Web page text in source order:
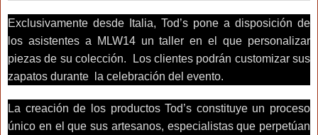
Exclusivamente desde Italia, Tod’s pone a disposición de
los asistentes a MLW14 un taller en el que personalizar
piezas de su colección. Los clientes podrán customizar sus
zapatos durante la celebración del evento.
La creación de los productos Tod’s constituye un proceso
único en el que sus artesanos, especialistas que perpetúan